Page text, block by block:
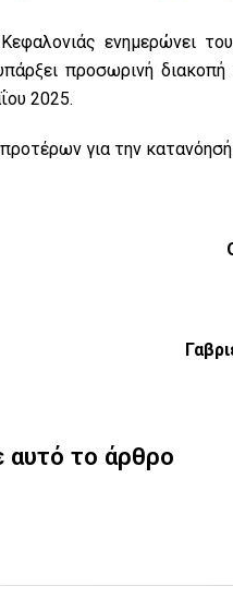
ενημερώνει
προσωρινή
2025.
για την
αυτό το άρθρο